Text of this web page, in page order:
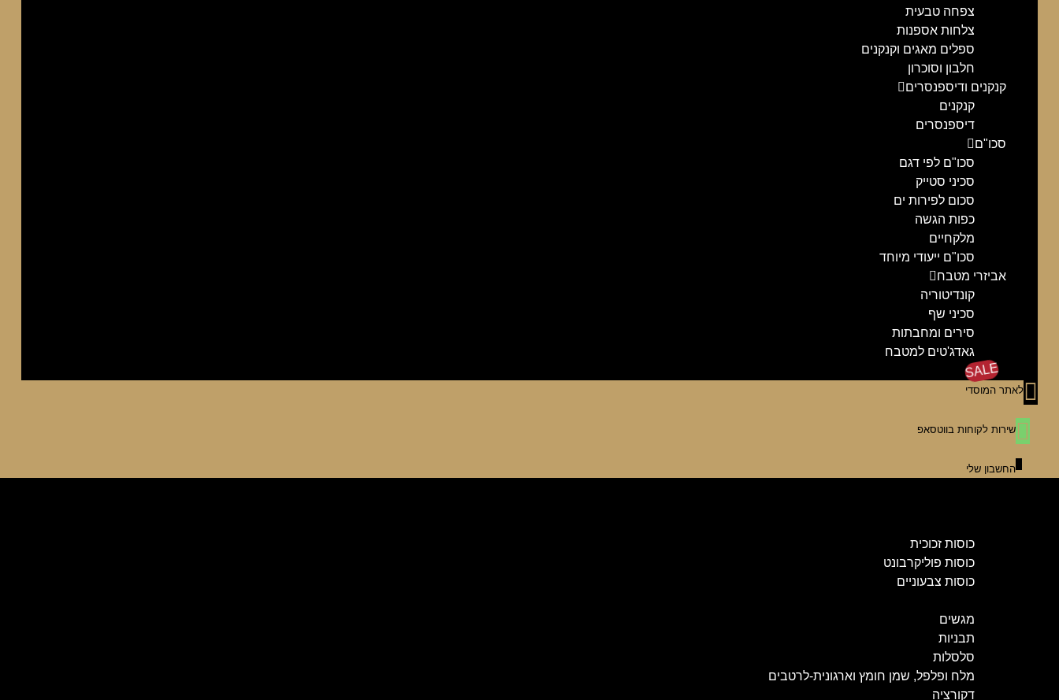
צפחה טבעית
צלחות אספנות
ספלים מאגים וקנקנים
חלבון וסוכרון
קנקנים ודיספנסרים
קנקנים
דיספנסרים
סכו"ם
סכו"ם לפי דגם
סכיני סטייק
סכום לפירות ים
כפות הגשה
מלקחיים
סכו"ם ייעודי מיוחד
אביזרי מטבח
קונדיטוריה
סכיני שף
סירים ומחבתות
גאדג'טים למטבח
SALE
לאתר המוסדי
שירות לקוחות בווטסאפ
החשבון שלי
כוסות זכוכית
כוסות פוליקרבונט
כוסות צבעוניים
מגשים
תבניות
סלסלות
מלח ופלפל, שמן חומץ וארגונית-לרטבים
דקורציה